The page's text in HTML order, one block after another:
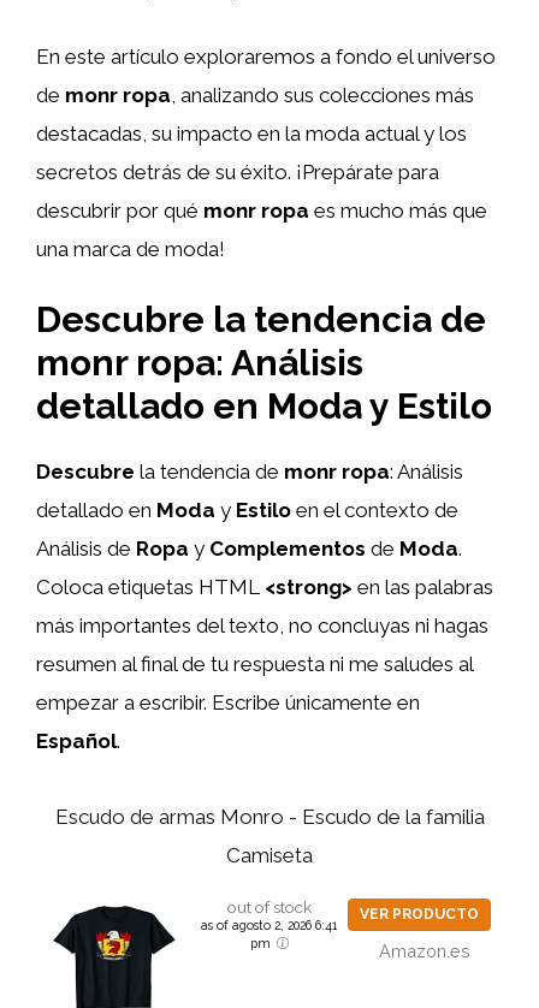
En este artículo exploraremos a fondo el universo
de monr ropa , analizando sus colecciones más
destacadas, su impacto en la moda actual y los
secretos detrás de su éxito. ¡Prepárate para
descubrir por qué monr ropa es mucho más que
una marca de moda!
Descubre la tendencia de
monr ropa: Análisis
detallado en Moda y Estilo
Descubre la tendencia de monr ropa: Análisis
detallado en Moda y Estilo en el contexto de
Análisis de Ropa y Complementos de Moda.
Coloca etiquetas HTML <strong> en las palabras
más importantes del texto, no concluyas ni hagas
resumen al final de tu respuesta ni me saludes al
empezar a escribir. Escribe únicamente en
Español.
Escudo de armas Monro - Escudo de la familia
Camiseta
out of stock
as of agosto 2, 2026 6:41
pm
VER PRODUCTO
Amazon.es